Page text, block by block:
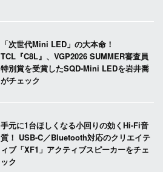
「次世代Mini LED」の大本命！
TCL『C8L』、VGP2026 SUMMER審査員
特別賞を受賞したSQD-Mini LEDを岩井喬
がチェック
手元に1台ほしくなる小回りの効くHi-Fi音
質！ USB-C／Bluetooth対応のクリエイテ
ィブ「XF1」アクティブスピーカーをチェ
ック